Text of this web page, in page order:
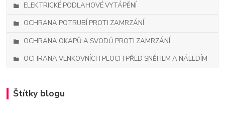
ELEKTRICKÉ PODLAHOVÉ VYTÁPĚNÍ
OCHRANA POTRUBÍ PROTI ZAMRZÁNÍ
OCHRANA OKAPŮ A SVODŮ PROTI ZAMRZÁNÍ
OCHRANA VENKOVNÍCH PLOCH PŘED SNĚHEM A NÁLEDÍM
Štítky blogu